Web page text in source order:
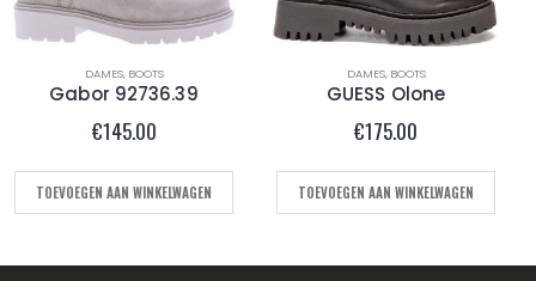
DAMES,BOOTS
GUESS Olone
€175.00
TOEVOEGEN AAN WINKELWAGEN
DAMES,KORTE LAARS DAMES
AS.98 b01205 Brown
€245.00
OPTIES SELECTEREN